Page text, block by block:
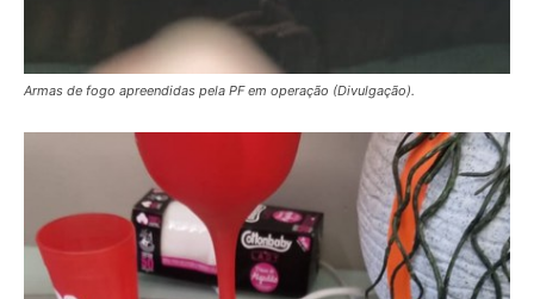
Armas de fogo apreendidas pela PF em operação (Divulgação).